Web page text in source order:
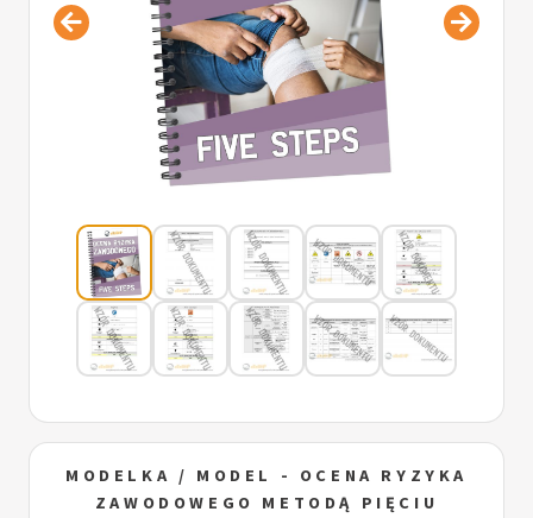
MODELKA / MODEL - OCENA RYZYKA
ZAWODOWEGO METODĄ PIĘCIU